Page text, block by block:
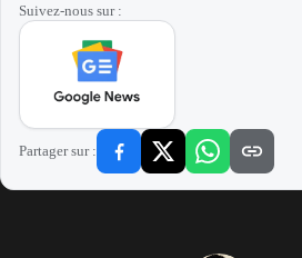
Suivez-nous sur :
Partager sur :